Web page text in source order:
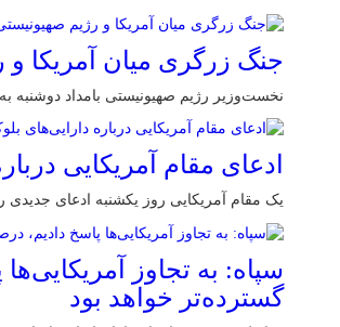
جنگ زرگری میان آمریکا و
نخست‌وزیر رژیم صهیونیستی بامداد دوشنبه
ادعای مقام آمریکایی
یک مقام آمریکایی روز یکشنبه ادعای جدیدی
سپاه: به تجاوز
گسترده‌تر خواهد بود